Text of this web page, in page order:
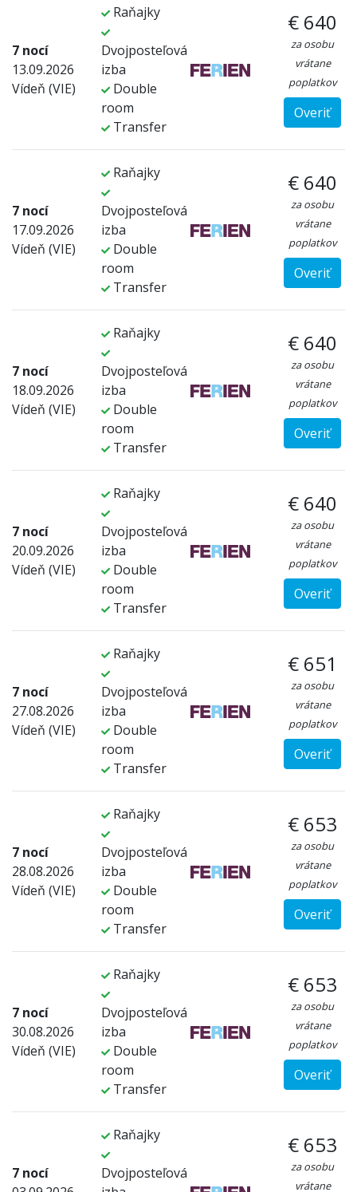
7 nocí
13.09.2026
Vídeň (VIE)
Raňajky
Dvojposteľová
izba
Double
room
Transfer
€ 640
za osobu
vrátane
poplatkov
Overiť
7 nocí
17.09.2026
Vídeň (VIE)
Raňajky
Dvojposteľová
izba
Double
room
Transfer
€ 640
za osobu
vrátane
poplatkov
Overiť
7 nocí
18.09.2026
Vídeň (VIE)
Raňajky
Dvojposteľová
izba
Double
room
Transfer
€ 640
za osobu
vrátane
poplatkov
Overiť
7 nocí
20.09.2026
Vídeň (VIE)
Raňajky
Dvojposteľová
izba
Double
room
Transfer
€ 640
za osobu
vrátane
poplatkov
Overiť
7 nocí
27.08.2026
Vídeň (VIE)
Raňajky
Dvojposteľová
izba
Double
room
Transfer
€ 651
za osobu
vrátane
poplatkov
Overiť
7 nocí
28.08.2026
Vídeň (VIE)
Raňajky
Dvojposteľová
izba
Double
room
Transfer
€ 653
za osobu
vrátane
poplatkov
Overiť
7 nocí
30.08.2026
Vídeň (VIE)
Raňajky
Dvojposteľová
izba
Double
room
Transfer
€ 653
za osobu
vrátane
poplatkov
Overiť
7 nocí
Raňajky
Dvojposteľová
€ 653
za osobu
vrátane